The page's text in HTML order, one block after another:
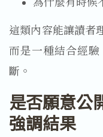
這類內容能讓讀者
而是一種結合經
斷。
是否願意公
強調結果